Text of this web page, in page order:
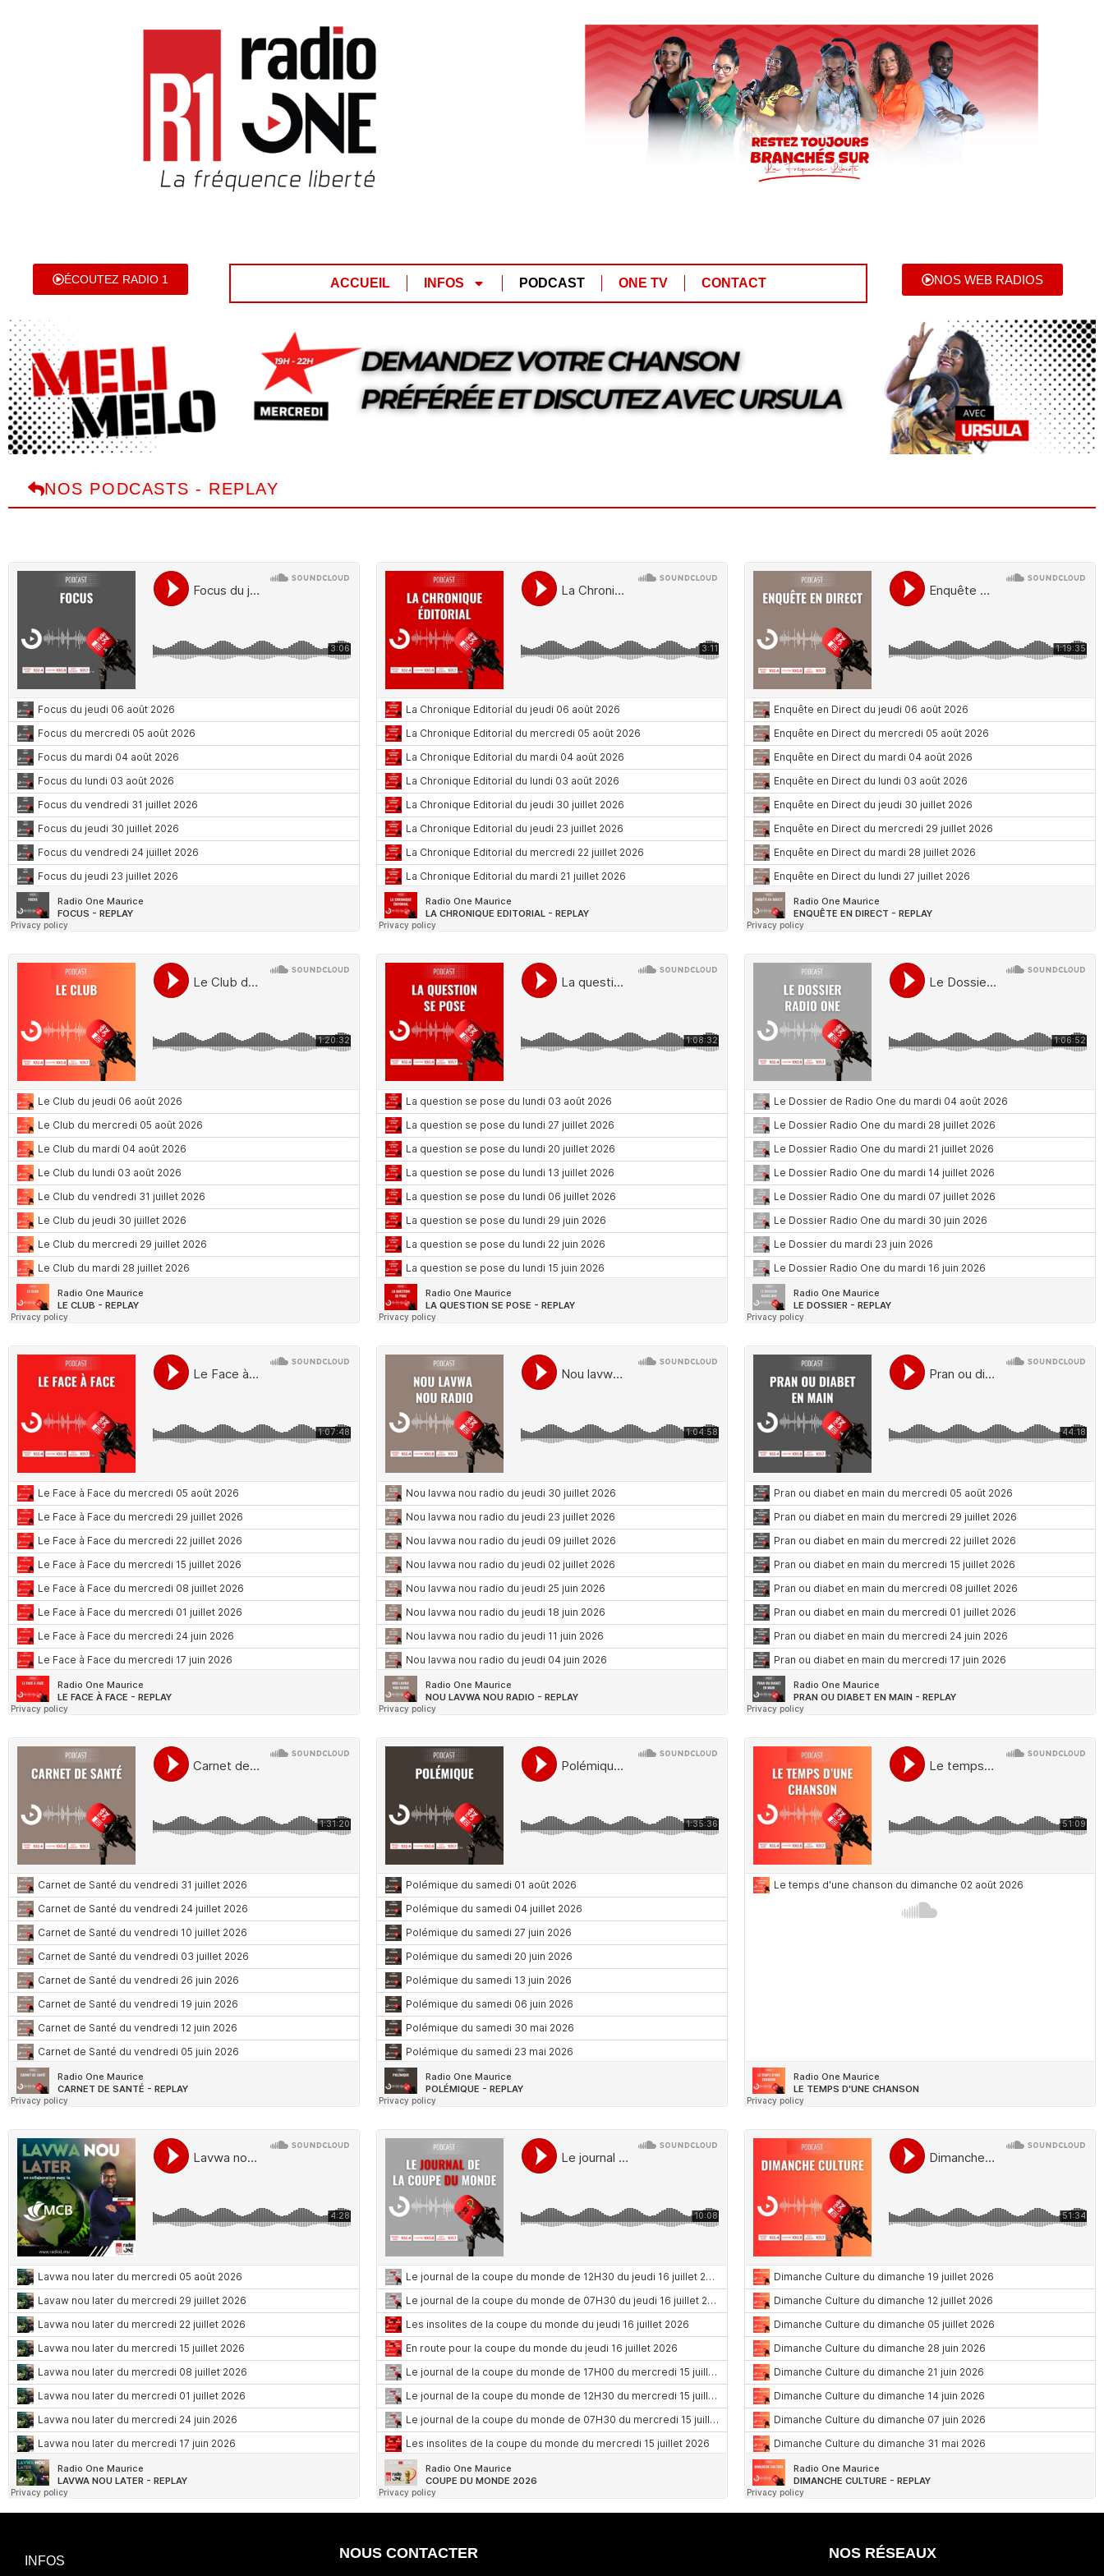
ÉCOUTEZ RADIO 1 ACCUEIL INFOS PODCAST ONE TV CONTACT NOS WEB RADIOS
NOS PODCASTS - REPLAY
INFOS NOUS CONTACTER NOS RÉSEAUX